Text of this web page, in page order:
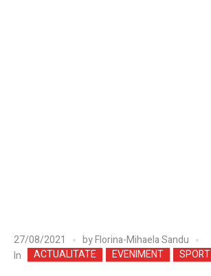
27/08/2021 byFlorina-Mihaela Sandu
In
ACTUALITATE EVENIMENT SPORT